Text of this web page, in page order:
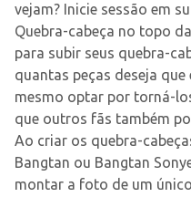
vejam? Inicie sessão em
Quebra-cabeça no topo
para subir seus quebra-
quantas peças deseja
mesmo optar por torná-
que outros fãs também
Ao criar os quebra-
Bangtan ou Bangtan
montar a foto de um